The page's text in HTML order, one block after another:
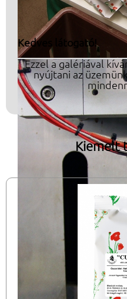
Kedves látogató!
Ezzel a galériával
nyújtani az
Kiemelt